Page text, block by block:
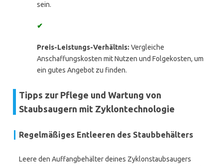
sein.
✔
Preis-Leistungs-Verhältnis: Vergleiche
Anschaffungskosten mit Nutzen und Folgekosten, um
ein gutes Angebot zu finden.
Tipps zur Pflege und Wartung von
Staubsaugern mit Zyklontechnologie
Regelmäßiges Entleeren des Staubbehälters
Leere den Auffangbehälter deines Zyklonstaubsaugers